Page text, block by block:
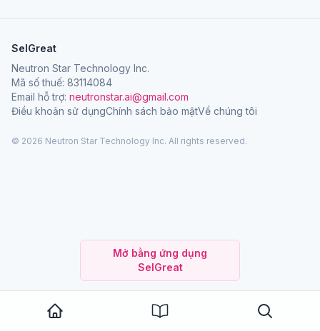
Mở bằng ứng dụng
SelGreat
SelGreat
Neutron Star Technology Inc.
Mã số thuế: 83114084
Email hỗ trợ: neutronstar.ai@gmail.com
Điều khoản sử dụngChính sách bảo mậtVề chúng tôi
© 2026 Neutron Star Technology Inc. All rights reserved.